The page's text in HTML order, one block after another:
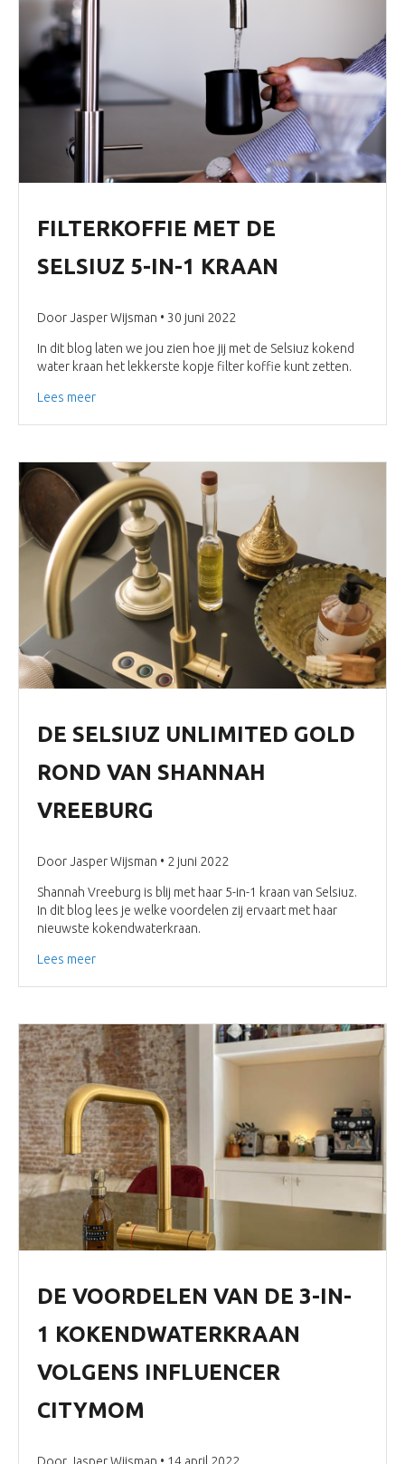
FILTERKOFFIE MET DE
SELSIUZ 5-IN-1 KRAAN
Door Jasper Wijsman • 30 juni 2022
In dit blog laten we jou zien hoe jij met de Selsiuz kokend
water kraan het lekkerste kopje filter koffie kunt zetten.
Lees meer
DE SELSIUZ UNLIMITED GOLD
ROND VAN SHANNAH
VREEBURG
Door Jasper Wijsman • 2 juni 2022
Shannah Vreeburg is blij met haar 5-in-1 kraan van Selsiuz.
In dit blog lees je welke voordelen zij ervaart met haar
nieuwste kokendwaterkraan.
Lees meer
DE VOORDELEN VAN DE 3-IN-
1 KOKENDWATERKRAAN
VOLGENS INFLUENCER
CITYMOM
Door Jasper Wijsman • 14 april 2022